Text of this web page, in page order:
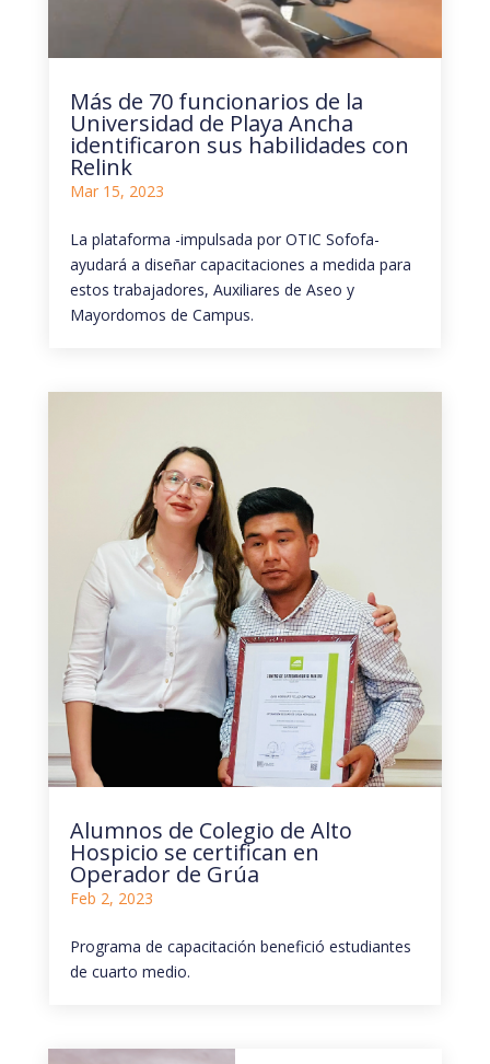
Más de 70 funcionarios de la
Universidad de Playa Ancha
identificaron sus habilidades con
Relink
Mar 15, 2023
La plataforma -impulsada por OTIC Sofofa-
ayudará a diseñar capacitaciones a medida para
estos trabajadores, Auxiliares de Aseo y
Mayordomos de Campus.
Alumnos de Colegio de Alto
Hospicio se certifican en
Operador de Grúa
Feb 2, 2023
Programa de capacitación benefició estudiantes
de cuarto medio.